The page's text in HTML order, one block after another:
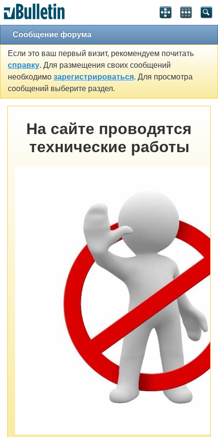
Сообщение форума
Если это ваш первый визит, рекомендуем почитать
справку. Для размещения своих сообщений
необходимо зарегистрироваться. Для просмотра
сообщений выберите раздел.
На сайте проводятся
технические работы